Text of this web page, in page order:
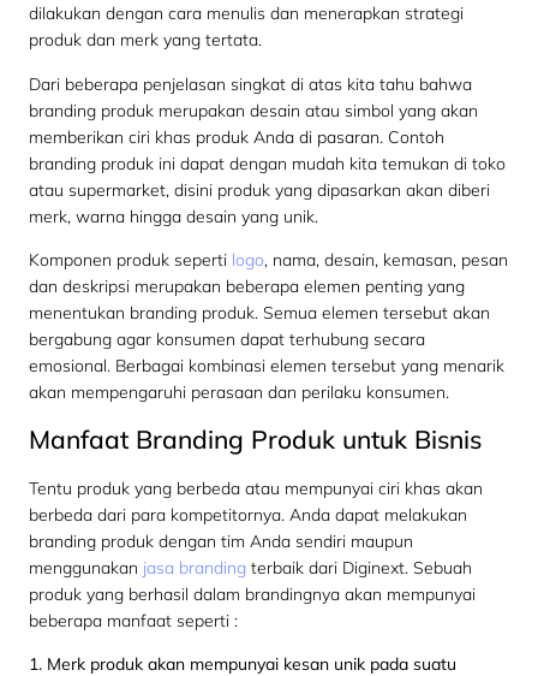
dilakukan dengan cara menulis dan menerapkan strategi
produk dan merk yang tertata.
Dari beberapa penjelasan singkat di atas kita tahu bahwa
branding produk merupakan desain atau simbol yang akan
memberikan ciri khas produk Anda di pasaran. Contoh
branding produk ini dapat dengan mudah kita temukan di toko
atau supermarket, disini produk yang dipasarkan akan diberi
merk, warna hingga desain yang unik.
Komponen produk seperti logo, nama, desain, kemasan, pesan
dan deskripsi merupakan beberapa elemen penting yang
menentukan branding produk. Semua elemen tersebut akan
bergabung agar konsumen dapat terhubung secara
emosional. Berbagai kombinasi elemen tersebut yang menarik
akan mempengaruhi perasaan dan perilaku konsumen.
Manfaat Branding Produk untuk Bisnis
Tentu produk yang berbeda atau mempunyai ciri khas akan
berbeda dari para kompetitornya. Anda dapat melakukan
branding produk dengan tim Anda sendiri maupun
menggunakan jasa branding terbaik dari Diginext. Sebuah
produk yang berhasil dalam brandingnya akan mempunyai
beberapa manfaat seperti :
1. Merk produk akan mempunyai kesan unik pada suatu